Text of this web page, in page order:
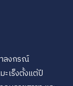
าลงกรณ์
ะเร็งตั้งแต่ปี